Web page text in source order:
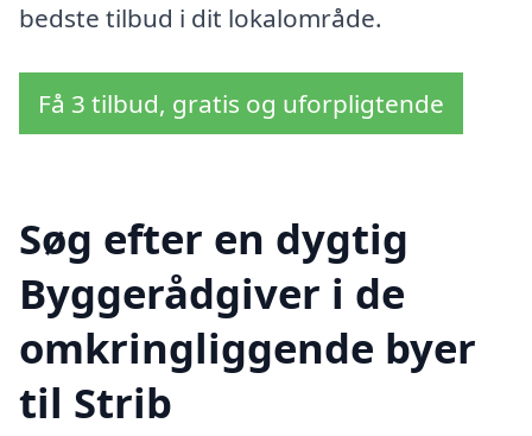
bedste tilbud i dit lokalområde.
Få 3 tilbud, gratis og uforpligtende
Søg efter en dygtig
Byggerådgiver i de
omkringliggende byer
til Strib